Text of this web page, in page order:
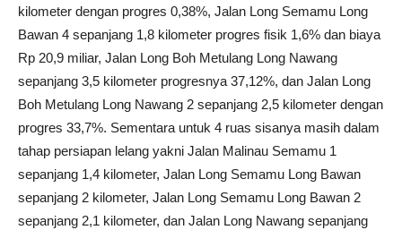
kilometer dengan progres 0,38%, Jalan Long Semamu Long
Bawan 4 sepanjang 1,8 kilometer progres fisik 1,6% dan biaya
Rp 20,9 miliar, Jalan Long Boh Metulang Long Nawang
sepanjang 3,5 kilometer progresnya 37,12%, dan Jalan Long
Boh Metulang Long Nawang 2 sepanjang 2,5 kilometer dengan
progres 33,7%. Sementara untuk 4 ruas sisanya masih dalam
tahap persiapan lelang yakni Jalan Malinau Semamu 1
sepanjang 1,4 kilometer, Jalan Long Semamu Long Bawan
sepanjang 2 kilometer, Jalan Long Semamu Long Bawan 2
sepanjang 2,1 kilometer, dan Jalan Long Nawang sepanjang